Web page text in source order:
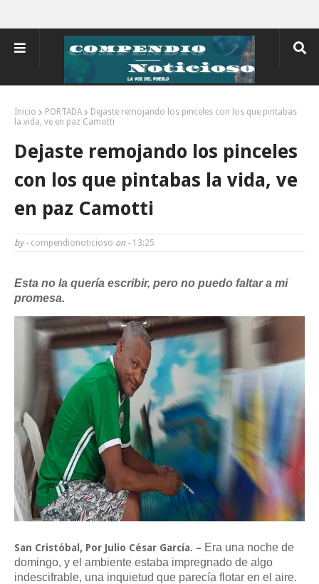
Inicio PORTADA
Dejaste remojando los pinceles con los que pintabas
la vida, ve en paz Camotti
Dejaste remojando los pinceles
con los que pintabas la vida, ve
en paz Camotti
by - compendionoticioso on - 13:25
Esta no la quería escribir, pero no puedo faltar a mi
promesa.
San Cristóbal, Por Julio César García. – Era una noche de
domingo, y el ambiente estaba impregnado de algo
indescifrable, una inquietud que parecía flotar en el aire.